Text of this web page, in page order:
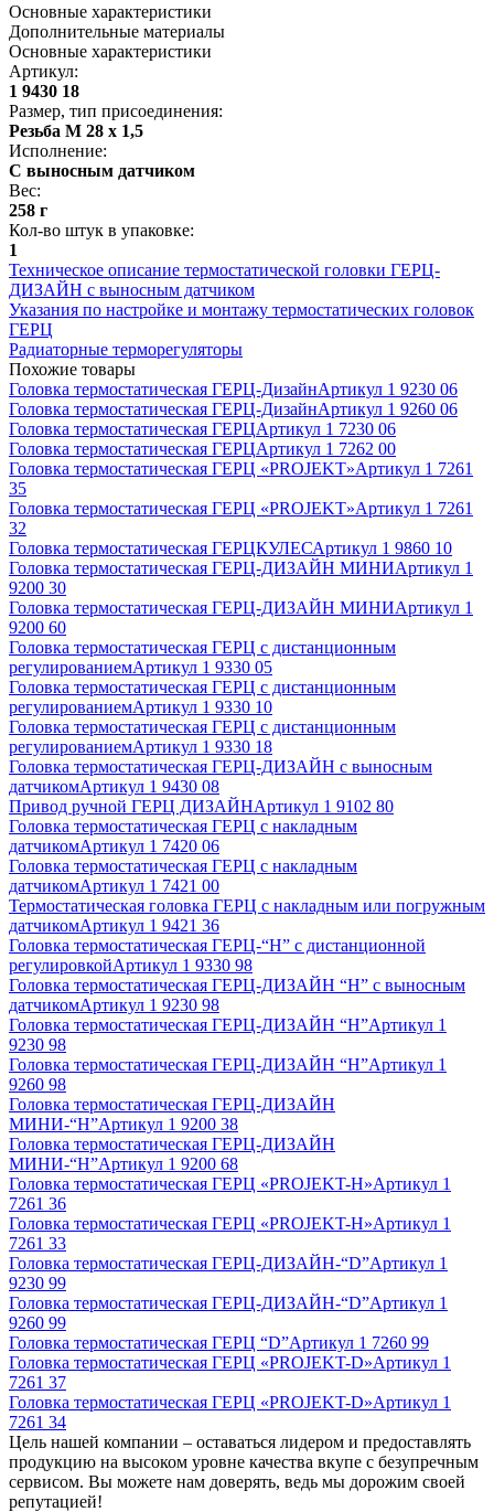
Основные характеристики
Дополнительные материалы
Основные характеристики
Артикул:
1 9430 18
Размер, тип присоединения:
Резьба M 28 х 1,5
Исполнение:
С выносным датчиком
Вес:
258 г
Кол-во штук в упаковке:
1
Техническое описание термостатической головки ГЕРЦ-
ДИЗАЙН с выносным датчиком
Указания по настройке и монтажу термостатических головок
ГЕРЦ
Радиаторные терморегуляторы
Похожие товары
Головка термостатическая ГЕРЦ-ДизайнАртикул 1 9230 06
Головка термостатическая ГЕРЦ-ДизайнАртикул 1 9260 06
Головка термостатическая ГЕРЦАртикул 1 7230 06
Головка термостатическая ГЕРЦАртикул 1 7262 00
Головка термостатическая ГЕРЦ «PROJEKT»Артикул 1 7261
35
Головка термостатическая ГЕРЦ «PROJEKT»Артикул 1 7261
32
Головка термостатическая ГЕРЦКУЛЕСАртикул 1 9860 10
Головка термостатическая ГЕРЦ-ДИЗАЙН МИНИАртикул 1
9200 30
Головка термостатическая ГЕРЦ-ДИЗАЙН МИНИАртикул 1
9200 60
Головка термостатическая ГЕРЦ с дистанционным
регулированиемАртикул 1 9330 05
Головка термостатическая ГЕРЦ с дистанционным
регулированиемАртикул 1 9330 10
Головка термостатическая ГЕРЦ с дистанционным
регулированиемАртикул 1 9330 18
Головка термостатическая ГЕРЦ-ДИЗАЙН с выносным
датчикомАртикул 1 9430 08
Привод ручной ГЕРЦ ДИЗАЙНАртикул 1 9102 80
Головка термостатическая ГЕРЦ с накладным
датчикомАртикул 1 7420 06
Головка термостатическая ГЕРЦ с накладным
датчикомАртикул 1 7421 00
Термостатическая головка ГЕРЦ с накладным или погружным
датчикомАртикул 1 9421 36
Головка термостатическая ГЕРЦ-“Н” с дистанционной
регулировкойАртикул 1 9330 98
Головка термостатическая ГЕРЦ-ДИЗАЙН “Н” с выносным
датчикомАртикул 1 9230 98
Головка термостатическая ГЕРЦ-ДИЗАЙН “Н”Артикул 1
9230 98
Головка термостатическая ГЕРЦ-ДИЗАЙН “Н”Артикул 1
9260 98
Головка термостатическая ГЕРЦ-ДИЗАЙН
МИНИ-“Н”Артикул 1 9200 38
Головка термостатическая ГЕРЦ-ДИЗАЙН
МИНИ-“Н”Артикул 1 9200 68
Головка термостатическая ГЕРЦ «PROJEKT-Н»Артикул 1
7261 36
Головка термостатическая ГЕРЦ «PROJEKT-Н»Артикул 1
7261 33
Головка термостатическая ГЕРЦ-ДИЗАЙН-“D”Артикул 1
9230 99
Головка термостатическая ГЕРЦ-ДИЗАЙН-“D”Артикул 1
9260 99
Головка термостатическая ГЕРЦ “D”Артикул 1 7260 99
Головка термостатическая ГЕРЦ «PROJEKT-D»Артикул 1
7261 37
Головка термостатическая ГЕРЦ «PROJEKT-D»Артикул 1
7261 34
Цель нашей компании – оставаться лидером и предоставлять
продукцию на высоком уровне качества вкупе с безупречным
сервисом. Вы можете нам доверять, ведь мы дорожим своей
репутацией!